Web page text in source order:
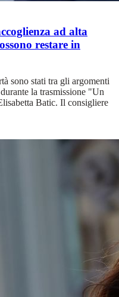
ad alta
restare in
sono stati tra gli argomenti
la trasmissione "Un
Batic. Il consigliere